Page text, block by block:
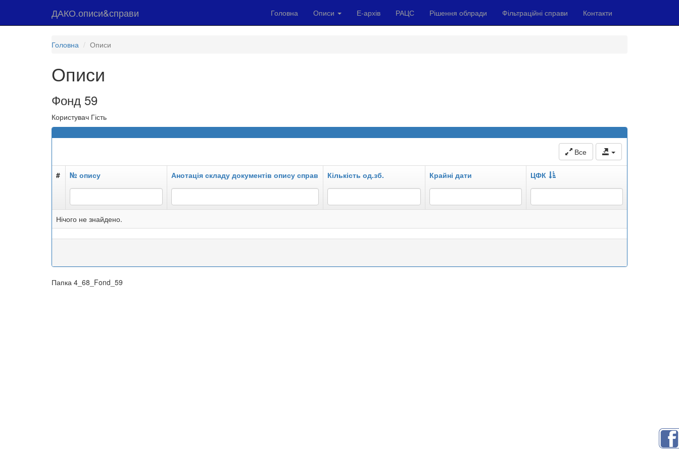
ДАКО.описи&справи Головна Описи Е-архів РАЦС Рішення облради Фільтраційні справи Контакти
Головна Описи
Описи
Фонд 59
Користувач Гість
Все
# № опису Анотація складу документів опису справ Кількість од.зб. Крайні дати ЦФК
Нічого не знайдено.
Папка 4_68_Fond_59